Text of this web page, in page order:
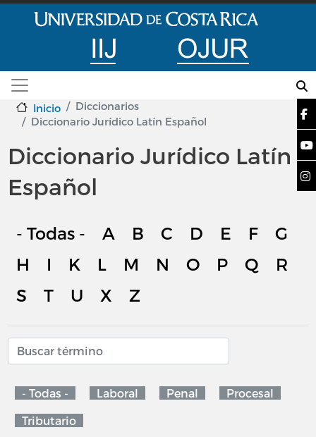
Pasar al contenido principal
Inicio
Diccionarios
Diccionario Jurídico Latín Español
Diccionario Jurídico Latín
Español
- Todas - A B C D E F
G
H
I K L M N O P Q
R
S
T U X Z
- Todas - Laboral Penal Procesal
Tributario